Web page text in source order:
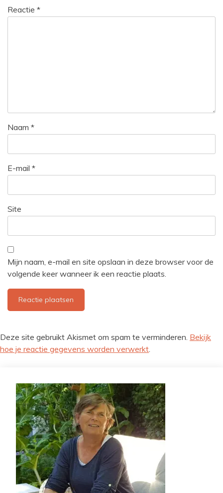
Reactie *
Naam *
E-mail *
Site
Mijn naam, e-mail en site opslaan in deze browser voor de
volgende keer wanneer ik een reactie plaats.
Deze site gebruikt Akismet om spam te verminderen. Bekijk
hoe je reactie gegevens worden verwerkt